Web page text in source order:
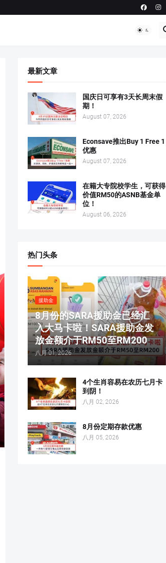
最新文章
国庆日可享有3天长周末假
期！
August 07, 2026
Econsave推出Buy 1 Free 1
优惠
August 07, 2026
在籍大专院校学生，可获得
价值RM50的ASNB基金单
位！
August 06, 2026
热门头条
援助金
8月份的SARA援助金已经汇
入大马卡啦！SARA援助金发
放金额介于RM50至RM200
八月 01, 2026
4个生肖容易在农历七月卡
到阴！
八月 02, 2026
8月份定期存款优惠
八月 05, 2026